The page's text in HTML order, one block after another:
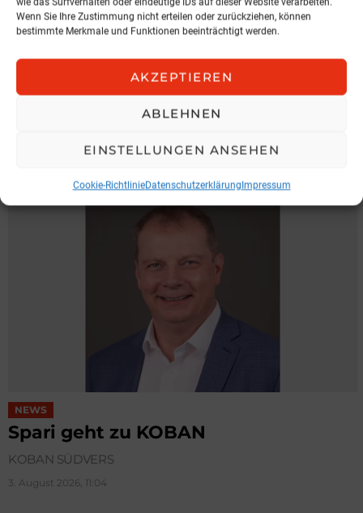
Wenn Sie Ihre Zustimmung nicht erteilen oder zurückziehen, können
bestimmte Merkmale und Funktionen beeinträchtigt werden.
AKZEPTIEREN
ABLEHNEN
EINSTELLUNGEN ANSEHEN
Cookie-RichtlinieDatenschutzerklärungImpressum
NEWS
Expansion in der Steiermark
Hochnegger/ LBUA
NEWS
Spari geht zu KOBAN
KOBAN SÜDVERS
3. August 2026, 11:04